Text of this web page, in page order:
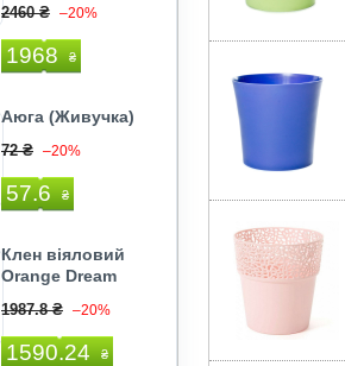
2460 ₴ –20%
1968 ₴
Аюга (Живучка)
72 ₴ –20%
57.6 ₴
Клен віяловий
Orange Dream
1987.8 ₴ –20%
1590.24 ₴